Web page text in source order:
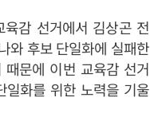
감 선거에서 김상곤 전
와 후보 단일화에 실패한
문에 이번 교육감 선거
일화를 위한 노력을 기울